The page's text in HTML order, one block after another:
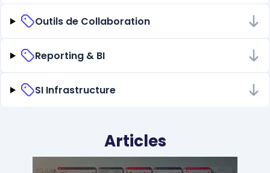
Outils de Collaboration
Reporting & BI
SI Infrastructure
Articles